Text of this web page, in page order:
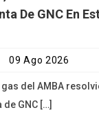
De GNC En
09 Ago 2026
del AMBA
GNC […]